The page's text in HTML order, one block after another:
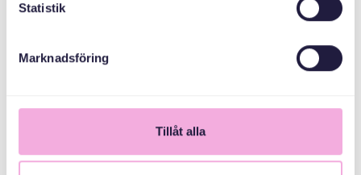
Statistik
Marknadsföring
Tillåt alla